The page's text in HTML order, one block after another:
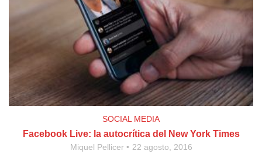
SOCIAL MEDIA
Facebook Live: la autocrítica del New York Times
Miquel Pellicer 22 agosto, 2016